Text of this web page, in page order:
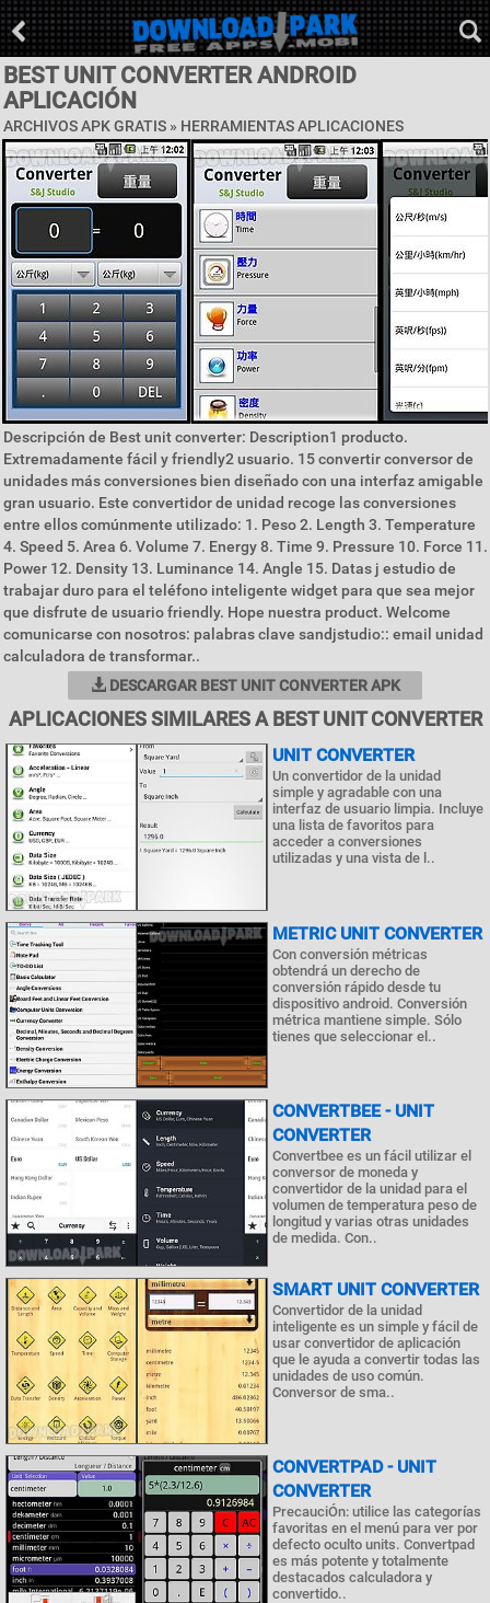
BEST UNIT CONVERTER ANDROID
APLICACIÓN
ARCHIVOS APK GRATIS » HERRAMIENTAS APLICACIONES
Descripción de Best unit converter: Description1 producto.
Extremadamente fácil y friendly2 usuario. 15 convertir conversor de
unidades más conversiones bien diseñado con una interfaz amigable
gran usuario. Este convertidor de unidad recoge las conversiones
entre ellos comúnmente utilizado: 1. Peso 2. Length 3. Temperature
4. Speed 5. Area 6. Volume 7. Energy 8. Time 9. Pressure 10. Force 11.
Power 12. Density 13. Luminance 14. Angle 15. Datas j estudio de
trabajar duro para el teléfono inteligente widget para que sea mejor
que disfrute de usuario friendly. Hope nuestra product. Welcome
comunicarse con nosotros: palabras clave sandjstudio:: email unidad
calculadora de transformar..
DESCARGAR BEST UNIT CONVERTER APK
APLICACIONES SIMILARES A BEST UNIT CONVERTER
UNIT CONVERTER
Un convertidor de la unidad
simple y agradable con una
interfaz de usuario limpia. Incluye
una lista de favoritos para
acceder a conversiones
utilizadas y una vista de l..
METRIC UNIT CONVERTER
Con conversión métricas
obtendrá un derecho de
conversión rápido desde tu
dispositivo android. Conversión
métrica mantiene simple. Sólo
tienes que seleccionar el..
CONVERTBEE - UNIT
CONVERTER
Convertbee es un fácil utilizar el
conversor de moneda y
convertidor de la unidad para el
volumen de temperatura peso de
longitud y varias otras unidades
de medida. Con..
SMART UNIT CONVERTER
Convertidor de la unidad
inteligente es un simple y fácil de
usar convertidor de aplicación
que le ayuda a convertir todas las
unidades de uso común.
Conversor de sma..
CONVERTPAD - UNIT
CONVERTER
PrecauciÓn: utilice las categorías
favoritas en el menú para ver por
defecto oculto units. Convertpad
es más potente y totalmente
destacados calculadora y
convertido..